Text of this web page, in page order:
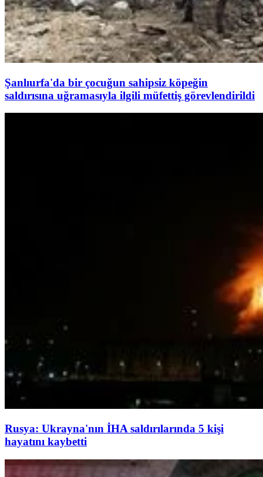
Şanlıurfa'da bir çocuğun sahipsiz köpeğin
saldırısına uğramasıyla ilgili müfettiş görevlendirildi
Rusya: Ukrayna'nın İHA saldırılarında 5 kişi
hayatını kaybetti